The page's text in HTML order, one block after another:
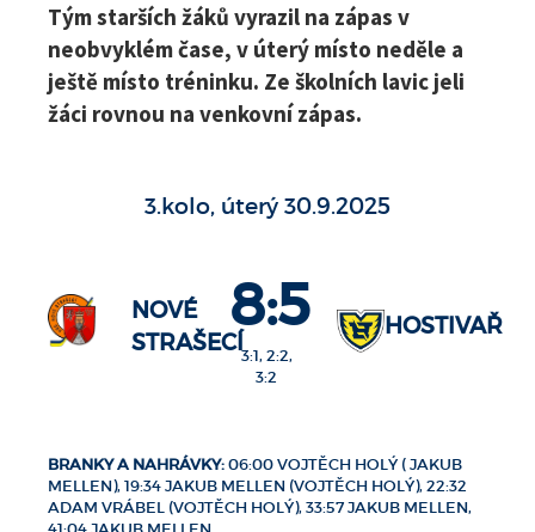
Tým starších žáků vyrazil na zápas v
neobvyklém čase, v úterý místo neděle a
ještě místo tréninku. Ze školních lavic jeli
žáci rovnou na venkovní zápas.
3.kolo, úterý 30.9.2025
NOVÉ
STRAŠECÍ
8:5
3:1, 2:2,
3:2
HOSTIVAŘ
BRANKY A NAHRÁVKY:06:00 VOJTĚCH HOLÝ ( JAKUB
MELLEN), 19:34 JAKUB MELLEN (VOJTĚCH HOLÝ), 22:32
ADAM VRÁBEL (VOJTĚCH HOLÝ), 33:57 JAKUB MELLEN,